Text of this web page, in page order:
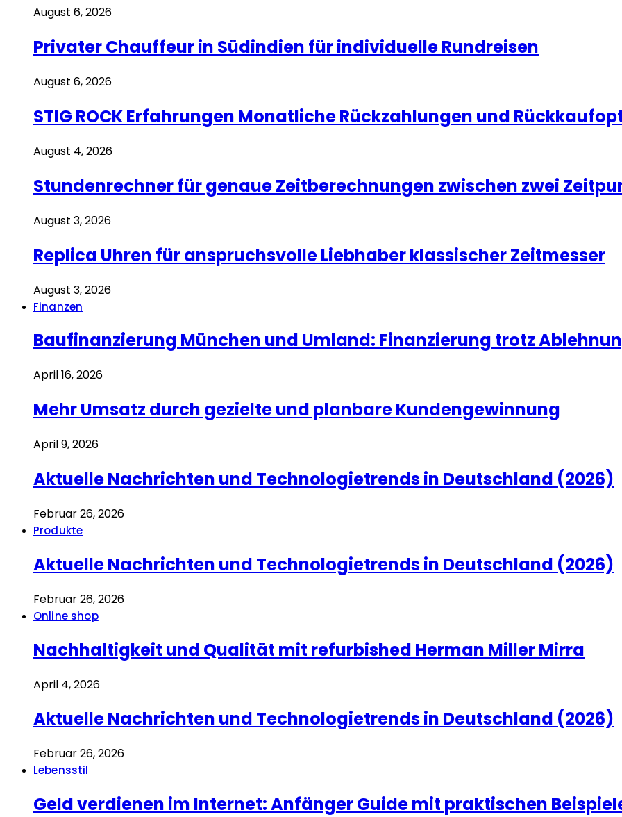
August 6, 2026
Privater Chauffeur in Südindien für individuelle Rundreisen
August 6, 2026
STIG ROCK Erfahrungen Monatliche Rückzahlungen und
August 4, 2026
Stundenrechner für genaue Zeitberechnungen zwischen zwei
August 3, 2026
Replica Uhren für anspruchsvolle Liebhaber klassischer Zeitmesser
August 3, 2026
Finanzen
Baufinanzierung München und Umland: Finanzierung trotz
April 16, 2026
Mehr Umsatz durch gezielte und planbare Kundengewinnung
April 9, 2026
Aktuelle Nachrichten und Technologietrends in Deutschland (2026)
Februar 26, 2026
Produkte
Aktuelle Nachrichten und Technologietrends in Deutschland (2026)
Februar 26, 2026
Online shop
Nachhaltigkeit und Qualität mit refurbished Herman Miller Mirra
April 4, 2026
Aktuelle Nachrichten und Technologietrends in Deutschland (2026)
Februar 26, 2026
Lebensstil
Geld verdienen im Internet: Anfänger Guide mit praktischen